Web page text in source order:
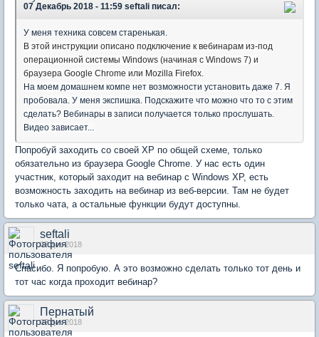
07 Декабрь 2018 - 11:59 seftali писал:
У меня техника совсем старенькая.
В этой инструкции описано подключение к вебинарам из-под
операционной системы Windows (начиная с Windows 7) и
браузера Google Chrome или Mozilla Firefox.
На моем домашнем компе нет возможности установить даже 7. Я
пробовала. У меня экспишка. Подскажите что можно что то с этим
сделать? Вебинары в записи получается только прослушать.
Видео зависает...
Попробуй заходить со своей XP по общей схеме, только
обязательно из браузера Google Chrome. У нас есть один
участник, который заходит на вебинар с Windows XP, есть
возможность заходить на вебинар из веб-версии. Там не будет
только чата, а остальные функции будут доступны.
seftali
07 дек 2018
Спасибо. Я попробую. А это возможно сделать только тот день и
тот час когда проходит вебинар?
Пернатый
07 дек 2018